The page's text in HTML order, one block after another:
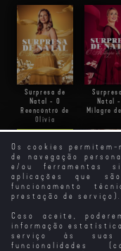
Os cookies
de navegação
e/ou ferramentas
aplicações que
funcionamento
prestação de serviço).
Caso aceite,
informação
serviço às suas
funcionalidades
Surpresa de
Natal - O
Reencontro de
Olivia
Natal -
Milagre
Um Natal
Diferente
Um
Natal